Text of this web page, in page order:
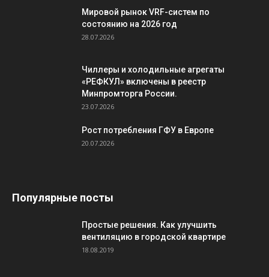
Мировой рынок VRF-систем по
состоянию на 2026 год
28.07.2026
Чиллеры и холодильные агрегаты
«РЕФКУЛ» включены в реестр
Минпромторга России.
23.07.2026
Рост потребления ГФУ в Европе
20.07.2026
Популярные посты
Простые решения. Как улучшить
вентиляцию в городской квартире
18.08.2019